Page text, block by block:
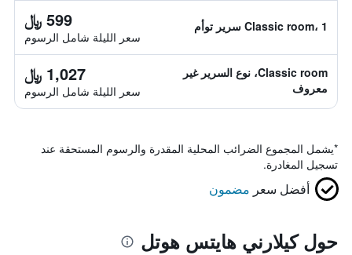
Classic room، 1 سرير توأم 599 ﷼
سعر الليلة شامل الرسوم
Classic room، نوع السرير غير
معروف
1,027 ﷼
سعر الليلة شامل الرسوم
*يشمل المجموع الضرائب المحلية المقدرة والرسوم المستحقة عند
تسجيل المغادرة.
أفضل سعر مضمون
حول كيلارني هايتس هوتل